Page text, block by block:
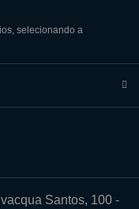
selecionando a
Santos, 100 -